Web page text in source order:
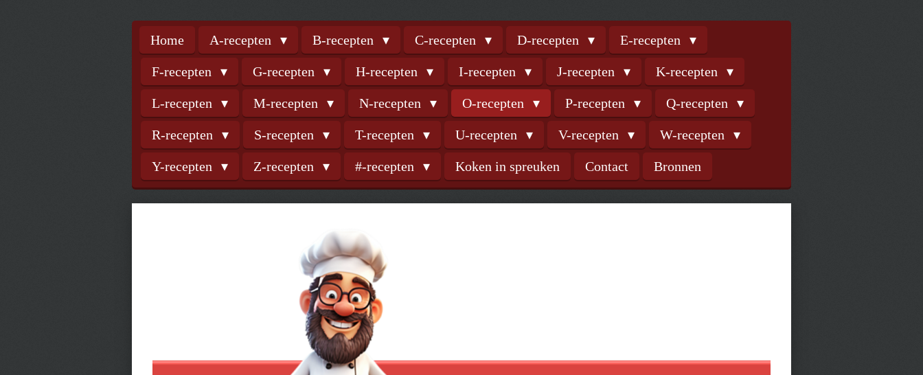
Home A-recepten B-recepten C-recepten D-recepten E-recepten
F-recepten G-recepten H-recepten I-recepten J-recepten K-recepten
L-recepten M-recepten N-recepten O-recepten P-recepten Q-recepten
R-recepten S-recepten T-recepten U-recepten V-recepten W-recepten
Y-recepten Z-recepten #-recepten Koken in spreuken Contact Bronnen